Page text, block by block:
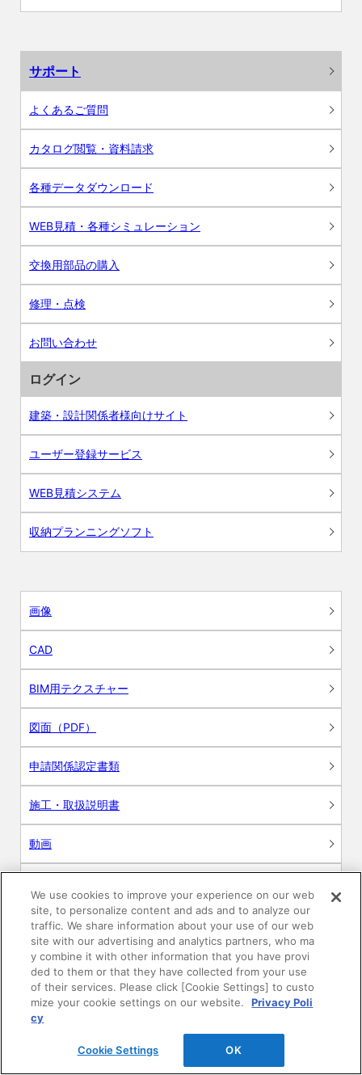
サポート
よくあるご質問
カタログ閲覧・資料請求
各種データダウンロード
WEB見積・各種シミュレーション
交換用部品の購入
修理・点検
お問い合わせ
ログイン
建築・設計関係者様向けサイト
ユーザー登録サービス
WEB見積システム
収納プランニングソフト
画像
CAD
BIM用テクスチャー
図面（PDF）
申請関係認定書類
施工・取扱説明書
動画
24時間換気システム〈エアスマート〉
簡易設計見積ソフト
R&Dセンター環境測定・分析サービス
商品マスター申し込み
We use cookies to improve your experience on our web
site, to personalize content and ads and to analyze our
traffic. We share information about your use of our web
site with our advertising and analytics partners, who ma
y combine it with other information that you have provi
ded to them or that they have collected from your use
of their services. Please click [Cookie Settings] to custo
mize your cookie settings on our website.
Privacy Poli
cy
Cookie Settings OK